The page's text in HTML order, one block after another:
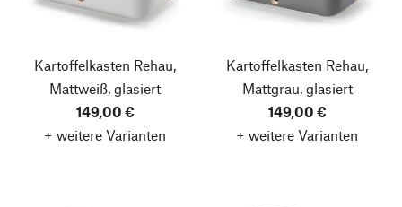
Kartoffelkasten Rehau,
Mattweiß, glasiert
149,00 €
+ weitere Varianten
Kartoffelkasten Rehau,
Mattgrau, glasiert
149,00 €
+ weitere Varianten